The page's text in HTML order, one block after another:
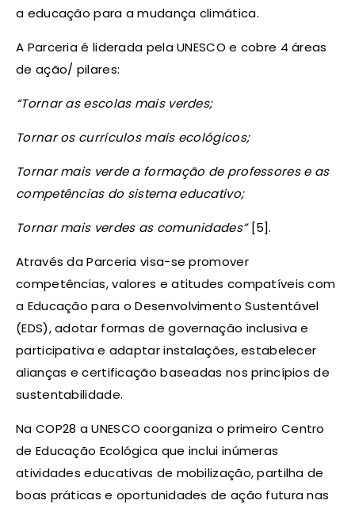
a educação para a mudança climática.
A Parceria é liderada pela UNESCO e cobre 4 áreas
de ação/ pilares:
“Tornar as escolas mais verdes;
Tornar os currículos mais ecológicos;
Tornar mais verde a formação de professores e as
competências do sistema educativo;
Tornar mais verdes as comunidades” [5].
Através da Parceria visa-se promover
competências, valores e atitudes compatíveis com
a Educação para o Desenvolvimento Sustentável
(EDS), adotar formas de governação inclusiva e
participativa e adaptar instalações, estabelecer
alianças e certificação baseadas nos princípios de
sustentabilidade.
Na COP28 a UNESCO coorganiza o primeiro Centro
de Educação Ecológica que inclui inúmeras
atividades educativas de mobilização, partilha de
boas práticas e oportunidades de ação futura nas